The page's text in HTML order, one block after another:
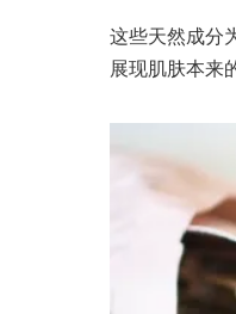
这些天然成分
展现肌肤本来